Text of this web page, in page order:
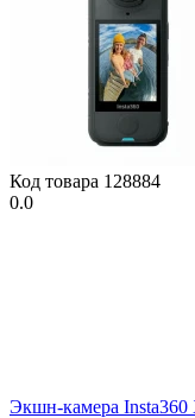
Код товара 128884
0.0
Экшн-камера Insta360